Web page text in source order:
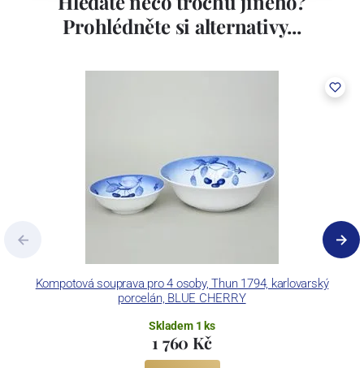
porcelán. V roce 2009 byla zakoupena společností Thun 1794 a.s.
včetně ochranné známky a technologických zařízení. Závod je
pecemi a vtavnou dekorační pecí. Závod je schopen dekorovat své
Prohlédněte si alternativy...
Kompotová souprava pro 4 osoby, Thun 1794, karlovarský
porcelán, BLUE CHERRY
Skladem 1 ks
1 760 Kč